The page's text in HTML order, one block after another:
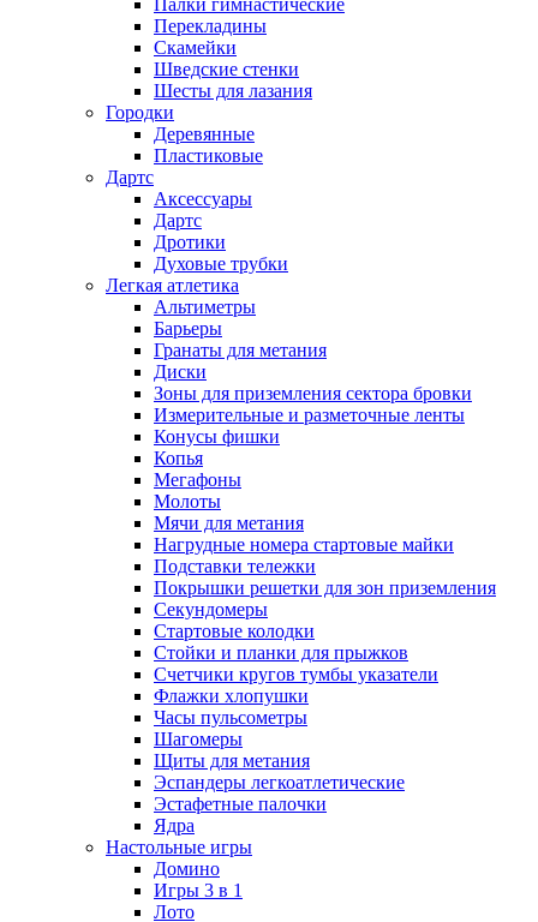
Палки гимнастические
Перекладины
Скамейки
Шведские стенки
Шесты для лазания
Городки
Деревянные
Пластиковые
Дартс
Аксессуары
Дартс
Дротики
Духовые трубки
Легкая атлетика
Альтиметры
Барьеры
Гранаты для метания
Диски
Зоны для приземления сектора бровки
Измерительные и разметочные ленты
Конусы фишки
Копья
Мегафоны
Молоты
Мячи для метания
Нагрудные номера стартовые майки
Подставки тележки
Покрышки решетки для зон приземления
Секундомеры
Стартовые колодки
Стойки и планки для прыжков
Счетчики кругов тумбы указатели
Флажки хлопушки
Часы пульсометры
Шагомеры
Щиты для метания
Эспандеры легкоатлетические
Эстафетные палочки
Ядра
Настольные игры
Домино
Игры 3 в 1
Лото